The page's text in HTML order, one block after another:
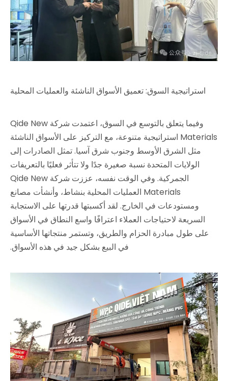
استراتيجية السوق: تعميق الأسواق الناشئة والعمليات المحلية
وفيما يتعلق بالتوسع في السوق، اعتمدت شركة Qide New
Materials استراتيجية متنوعة، مع التركيز على الأسواق الناشئة
مثل الشرق الأوسط وجنوب شرق آسيا. تمثل الصادرات إلى
الولايات المتحدة نسبة صغيرة جدًا ولا تتأثر فعليًا بالتعريفات
الجمركية. وفي الوقت نفسه، عززت شركة Qide New
Materials العمليات المحلية بنشاط، وأنشأت مصانع
ومستودعات في الخارج. لقد أكسبتها قدرتها على الاستجابة
السريعة لاحتياجات العملاء اعترافًا واسع النطاق في الأسواق
على طول مبادرة الحزام والطريق، وتستمر منتجاتها الأساسية
في البيع بشكل جيد في هذه الأسواق.